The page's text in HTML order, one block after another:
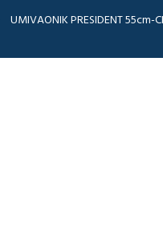
UMIVAONIK PRESIDENT 55cm-